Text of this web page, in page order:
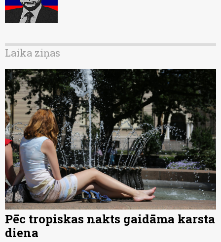
Laika ziņas
Pēc tropiskas nakts gaidāma karsta
diena